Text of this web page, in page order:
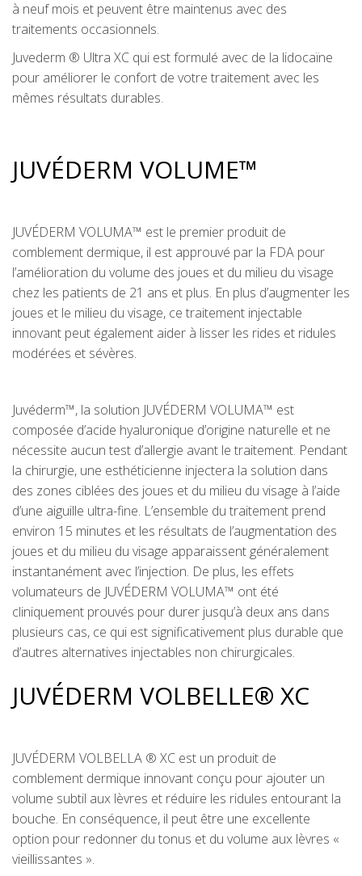
à neuf mois et peuvent être maintenus avec des
traitements occasionnels.
Juvederm ® Ultra XC qui est formulé avec de la lidocaïne
pour améliorer le confort de votre traitement avec les
mêmes résultats durables.
JUVÉDERM VOLUME™
JUVÉDERM VOLUMA™ est le premier produit de
comblement dermique, il est approuvé par la FDA pour
l’amélioration du volume des joues et du milieu du visage
chez les patients de 21 ans et plus. En plus d’augmenter les
joues et le milieu du visage, ce traitement injectable
innovant peut également aider à lisser les rides et ridules
modérées et sévères.
Juvéderm™, la solution JUVÉDERM VOLUMA™ est
composée d’acide hyaluronique d’origine naturelle et ne
nécessite aucun test d’allergie avant le traitement. Pendant
la chirurgie, une esthéticienne injectera la solution dans
des zones ciblées des joues et du milieu du visage à l’aide
d’une aiguille ultra-fine. L’ensemble du traitement prend
environ 15 minutes et les résultats de l’augmentation des
joues et du milieu du visage apparaissent généralement
instantanément avec l’injection. De plus, les effets
volumateurs de JUVÉDERM VOLUMA™ ont été
cliniquement prouvés pour durer jusqu’à deux ans dans
plusieurs cas, ce qui est significativement plus durable que
d’autres alternatives injectables non chirurgicales.
JUVÉDERM VOLBELLE® XC
JUVÉDERM VOLBELLA ® XC est un produit de
comblement dermique innovant conçu pour ajouter un
volume subtil aux lèvres et réduire les ridules entourant la
bouche. En conséquence, il peut être une excellente
option pour redonner du tonus et du volume aux lèvres «
vieillissantes ».